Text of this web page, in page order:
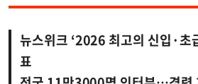
뉴스위크 ‘2026 최고의 신입·초
표